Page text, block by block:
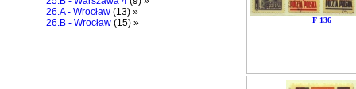
26.A - Wrocław (13) »
26.B - Wrocław (15) » F 136